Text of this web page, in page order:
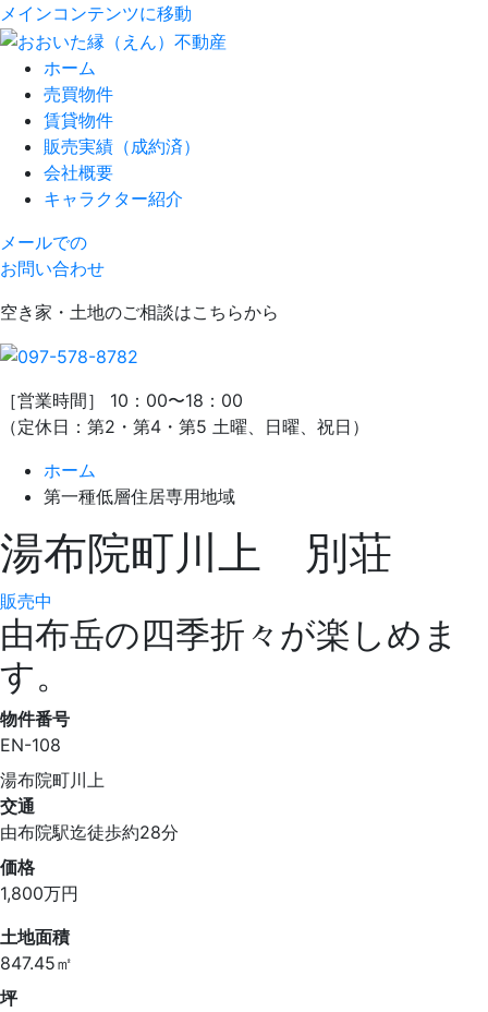
メインコンテンツに移動
ホーム
売買物件
賃貸物件
販売実績（成約済）
会社概要
キャラクター紹介
メールでの
お問い合わせ
空き家・土地のご相談はこちらから
［営業時間］ 10：00〜18：00
（定休日：第2・第4・第5 土曜、日曜、祝日）
ホーム
第一種低層住居専用地域
湯布院町川上 別荘
販売中
由布岳の四季折々が楽しめま
す。
物件番号
EN-108
湯布院町川上
交通
由布院駅迄徒歩約28分
価格
1,800万円
土地面積
847.45㎡
坪